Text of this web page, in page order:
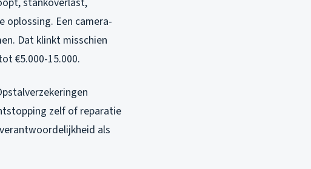
oplossing. Een camera-
Dat klinkt misschien
€5.000-15.000.
zelf of reparatie
als